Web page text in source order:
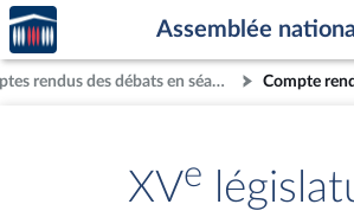
Aller au contenu
Aller en bas de la page
Accèder
à la
page
d'accueil
Assemblée
Comptes rendus des débats en séance
XVe